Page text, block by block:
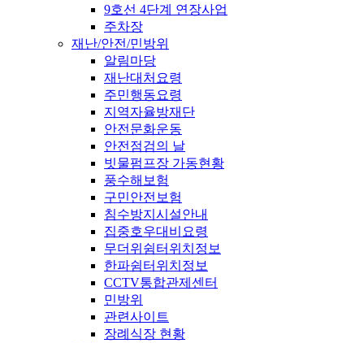
9호선 4단계 연장사업
주차장
재난/안전/민방위
알림마당
재난대처요령
주민행동요령
지역자율방재단
안전문화운동
안전점검의 날
빗물펌프장 가동현황
풍수해보험
구민안전보험
침수방지시설안내
집중호우대비요령
무더위쉼터위치정보
한파쉼터위치정보
CCTV통합관제센터
민방위
관련사이트
장례식장 현황